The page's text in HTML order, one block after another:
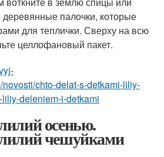
палочки, которые
для теплички. Сверху на всю
целлофановый пакет.
chto-delat-s-detkami-liliy-
deleniem-i-detkami
осенью.
чешуйками